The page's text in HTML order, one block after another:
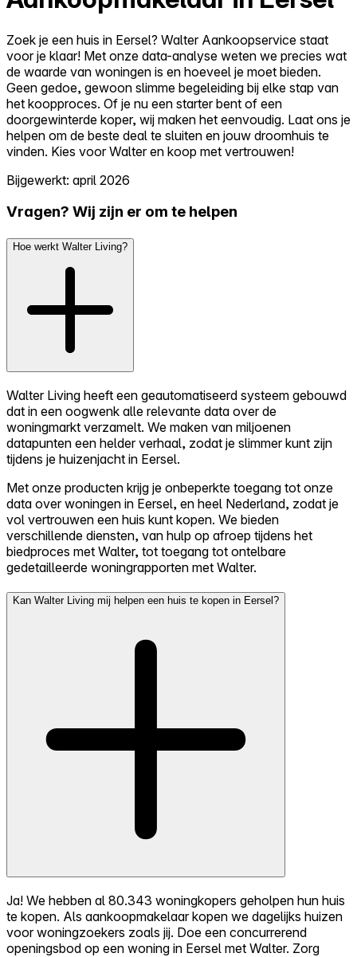
Zoek je een huis in Eersel? Walter Aankoopservice staat
voor je klaar! Met onze data-analyse weten we precies wat
de waarde van woningen is en hoeveel je moet bieden.
Geen gedoe, gewoon slimme begeleiding bij elke stap van
het koopproces. Of je nu een starter bent of een
doorgewinterde koper, wij maken het eenvoudig. Laat ons je
helpen om de beste deal te sluiten en jouw droomhuis te
vinden. Kies voor Walter en koop met vertrouwen!
Bijgewerkt: april 2026
Vragen? Wij zijn er om te helpen
Hoe werkt Walter Living?
Walter Living heeft een geautomatiseerd systeem gebouwd
dat in een oogwenk alle relevante data over de
woningmarkt verzamelt. We maken van miljoenen
datapunten een helder verhaal, zodat je slimmer kunt zijn
tijdens je huizenjacht in Eersel.
Met onze producten krijg je onbeperkte toegang tot onze
data over woningen in Eersel, en heel Nederland, zodat je
vol vertrouwen een huis kunt kopen. We bieden
verschillende diensten, van hulp op afroep tijdens het
biedproces met Walter, tot toegang tot ontelbare
gedetailleerde woningrapporten met Walter.
Kan Walter Living mij helpen een huis te kopen in Eersel?
Ja! We hebben al 80.343 woningkopers geholpen hun huis
te kopen. Als aankoopmakelaar kopen we dagelijks huizen
voor woningzoekers zoals jij. Doe een concurrerend
openingsbod op een woning in Eersel met Walter. Zorg